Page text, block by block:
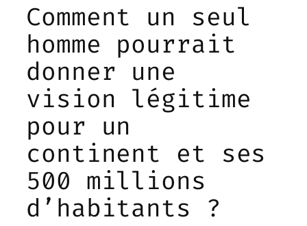
Comment un seul
homme pourrait
donner une
vision légitime
pour un
continent et ses
500 millions
d’habitants ?